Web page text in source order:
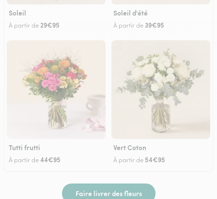
Soleil
À partir de 29€95
Soleil d'été
À partir de 39€95
Tutti frutti
À partir de44€95
Vert Coton
À partir de 54€95
Faire livrer des fleurs